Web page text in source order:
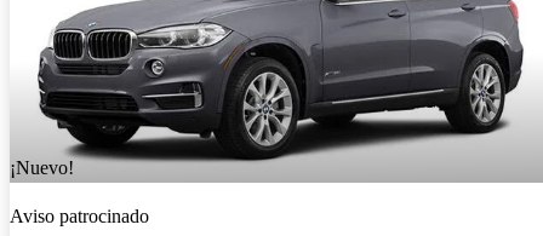
¡Nuevo!
Aviso patrocinado